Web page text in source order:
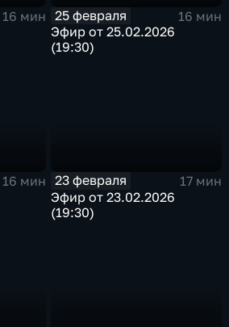
16 мин
25 февраля
16 мин
Эфир от 25.02.2026
(19:30)
16 мин
23 февраля
17 мин
Эфир от 23.02.2026
(19:30)